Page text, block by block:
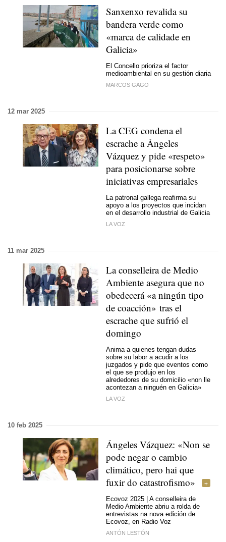
Sanxenxo revalida su
bandera verde como
«marca de calidade en
Galicia»
El Concello prioriza el factor
medioambiental en su gestión diaria
MARCOS GAGO
12 mar 2025
La CEG condena el
escrache a Ángeles
Vázquez y pide «respeto»
para posicionarse sobre
iniciativas empresariales
La patronal gallega reafirma su
apoyo a los proyectos que incidan
en el desarrollo industrial de Galicia
LA VOZ
11 mar 2025
La conselleira de Medio
Ambiente asegura que no
obedecerá «a ningún tipo
de coacción» tras el
escrache que sufrió el
domingo
Anima a quienes tengan dudas
sobre su labor a acudir a los
juzgados y pide que eventos como
el que se produjo en los
alrededores de su domicilio «non lle
acontezan a ninguén en Galicia»
LA VOZ
10 feb 2025
Ángeles Vázquez: «Non se
pode negar o cambio
climático, pero hai que
fuxir do catastrofismo»
Ecovoz 2025 | A conselleira de
Medio Ambiente abriu a rolda de
entrevistas na nova edición de
Ecovoz, en Radio Voz
ANTÓN LESTÓN